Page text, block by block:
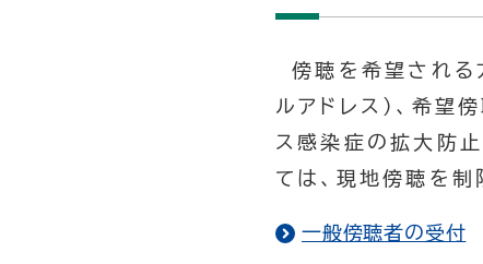
傍聴を希望される
ルアドレス）、希望
ス感染症の拡大防
ては、現地傍聴を制
一般傍聴者の受付